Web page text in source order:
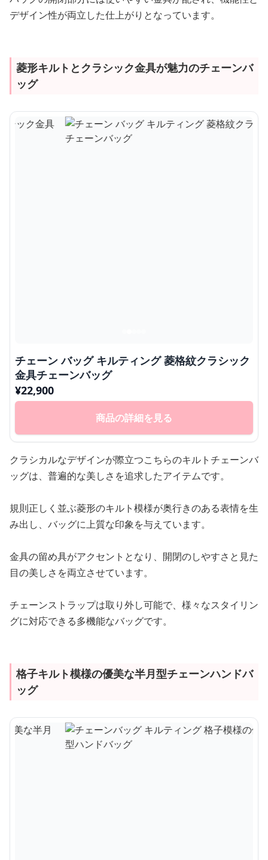
デザイン性が両立した仕上がりとなっています。
菱形キルトとクラシック金具が魅力のチェーンバ
ッグ
チェーン バッグ キルティング 菱格紋クラシック
金具チェーンバッグ
¥22,900
商品の詳細を見る
クラシカルなデザインが際立つこちらのキルトチェーンバ
ッグは、普遍的な美しさを追求したアイテムです。
規則正しく並ぶ菱形のキルト模様が奥行きのある表情を生
み出し、バッグに上質な印象を与えています。
金具の留め具がアクセントとなり、開閉のしやすさと見た
目の美しさを両立させています。
チェーンストラップは取り外し可能で、様々なスタイリン
グに対応できる多機能なバッグです。
格子キルト模様の優美な半月型チェーンハンドバ
ッグ